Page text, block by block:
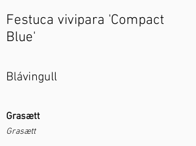
Festuca vivipara 'Compact
Blue'
Blávingull
Grasætt
Grasætt